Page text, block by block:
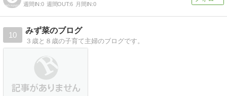
週間IN:0 週間OUT:6 月間IN:0
10
みず菜のブログ
３歳と８歳の子育て主婦のブログです。